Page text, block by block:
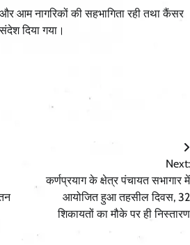
आम नागरिकों की सहभागिता रही तथा कैंसर
दिया गया।
Next:
कर्णप्रयाग के क्षेत्र पंचायत सभागार में
आयोजित हुआ तहसील दिवस, 32
शिकायतों का मौके पर ही निस्तारण